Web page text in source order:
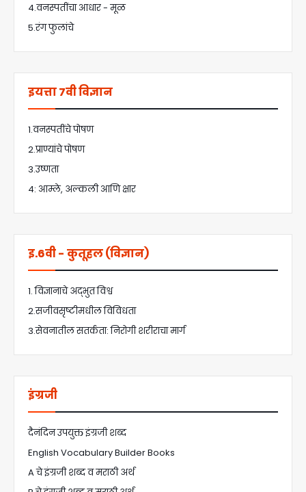
4.वनस्पतींचा आधार - मूळ
5.रंग फुलांचे
इयत्ता 7वी विज्ञान
1.वनस्पतींचे पोषण
2.प्राण्यांचे पोषण
3.उष्णता
4: आम्ले, अल्कली आणि क्षार
इ.6वी - कुतूहल (विज्ञान)
1. विज्ञानाचे अद्भुत विश्व
2.सजीवसृष्टीमधील विविधता
3.सेवनातील सतर्कता: निरोगी शरीराचा मार्ग
इंग्रजी
दैनंदिन उपयुक्त इंग्रजी शब्द
English Vocabulary Builder Books
A चे इंग्रजी शब्द व मराठी अर्थ